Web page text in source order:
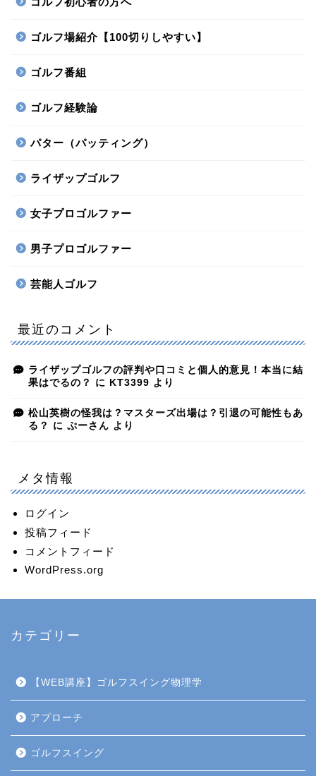
ゴルフ場紹介【100切りしやすい】
ゴルフ番組
ゴルフ経験論
パター（パッティング）
ライザップゴルフ
女子プロゴルファー
男子プロゴルファー
芸能人ゴルフ
最近のコメント
ライザップゴルフの評判や口コミと個人的意見！本当に結
果はでるの？
に KT3399 より
松山英樹の怪我は？マスターズ出場は？引退の可能性もあ
る？
に ぷーさん より
メタ情報
ログイン
投稿フィード
コメントフィード
WordPress.org
カテゴリー
【WEB講座】ゴルフスイング物理学
アプローチ
ゴルフスイング